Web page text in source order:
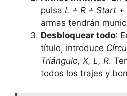
pulsa L + R + Start +
armas tendrán
Desbloquear todo:
título, introduce
Triángulo, X, L, R.
todos los trajes y